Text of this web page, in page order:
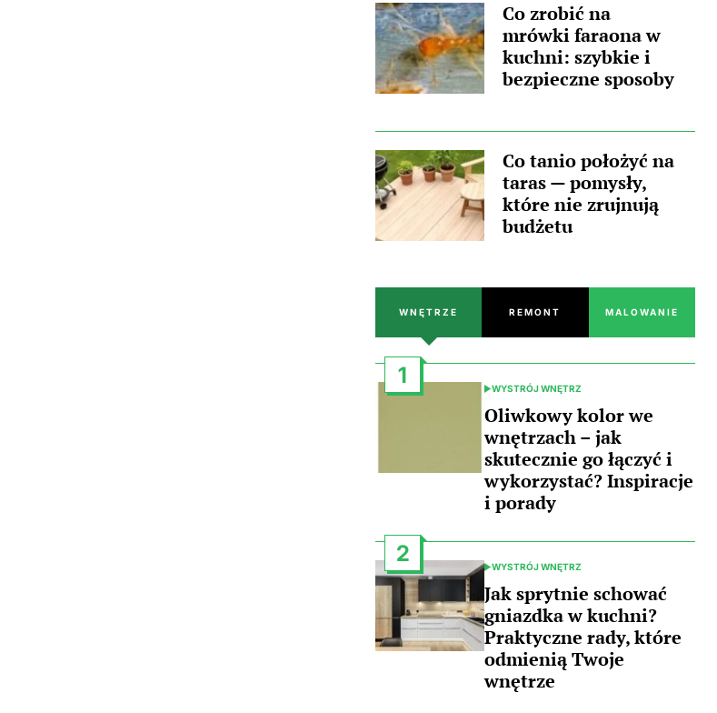
Co zrobić na
mrówki faraona w
kuchni: szybkie i
bezpieczne sposoby
Co tanio położyć na
taras — pomysły,
które nie zrujnują
budżetu
WNĘTRZE REMONT MALOWANIE
1
POSTED
IN
WYSTRÓJ WNĘTRZ
Oliwkowy kolor we
wnętrzach – jak
skutecznie go łączyć i
wykorzystać? Inspiracje
i porady
2
POSTED
IN
WYSTRÓJ WNĘTRZ
Jak sprytnie schować
gniazdka w kuchni?
Praktyczne rady, które
odmienią Twoje
wnętrze